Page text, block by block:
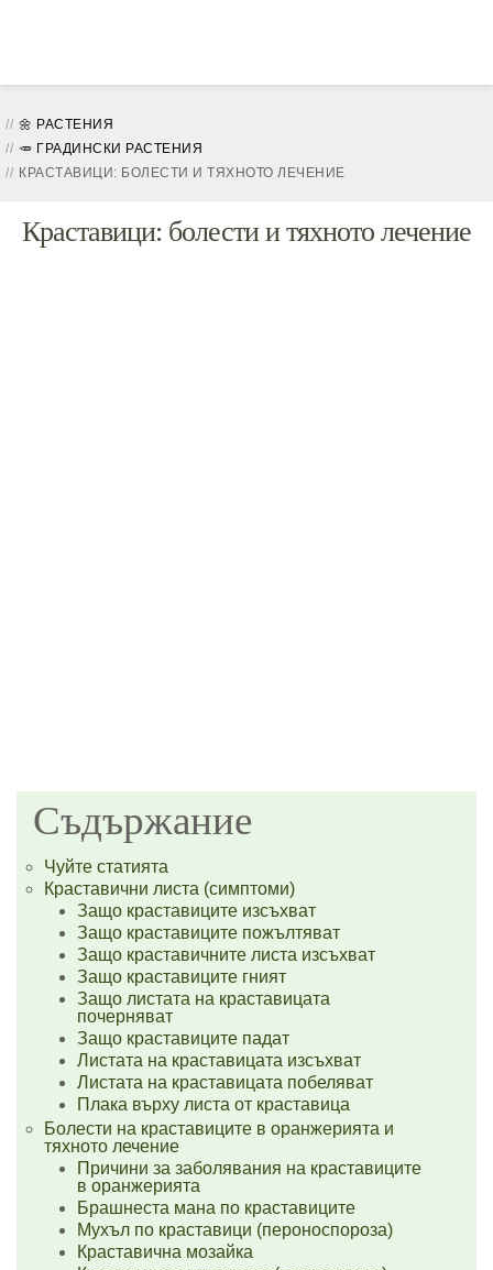
🌼 РАСТЕНИЯ
🥕 ГРАДИНСКИ РАСТЕНИЯ
КРАСТАВИЦИ: БОЛЕСТИ И ТЯХНОТО ЛЕЧЕНИЕ
Краставици: болести и тяхното лечение
Съдържание
Чуйте статията
Краставични листа (симптоми)
Защо краставиците изсъхват
Защо краставиците пожълтяват
Защо краставичните листа изсъхват
Защо краставиците гният
Защо листата на краставицата
почерняват
Защо краставиците падат
Листата на краставицата изсъхват
Листата на краставицата побеляват
Плака върху листа от краставица
Болести на краставиците в оранжерията и
тяхното лечение
Причини за заболявания на краставиците
в оранжерията
Брашнеста мана по краставиците
Мухъл по краставици (пероноспороза)
Краставична мозайка